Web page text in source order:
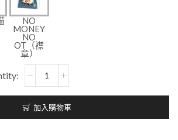
NO
MONEY
NO
OT（襟
章）
加入購物車